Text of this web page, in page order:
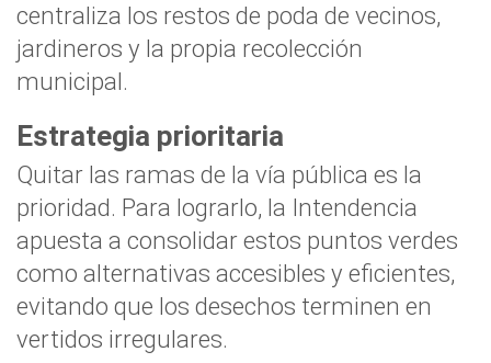
centraliza los restos de poda de vecinos,
jardineros y la propia recolección
municipal.
Estrategia prioritaria
Quitar las ramas de la vía pública es la
prioridad. Para lograrlo, la Intendencia
apuesta a consolidar estos puntos verdes
como alternativas accesibles y eficientes,
evitando que los desechos terminen en
vertidos irregulares.